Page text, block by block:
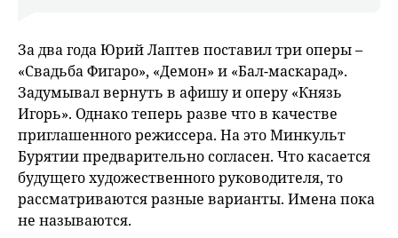
За два года Юрий Лаптев поставил три оперы –
«Свадьба Фигаро», «Демон» и «Бал-маскарад».
Задумывал вернуть в афишу и оперу «Князь
Игорь». Однако теперь разве что в качестве
приглашенного режиссера. На это Минкульт
Бурятии предварительно согласен. Что касается
будущего художественного руководителя, то
рассматриваются разные варианты. Имена пока
не называются.